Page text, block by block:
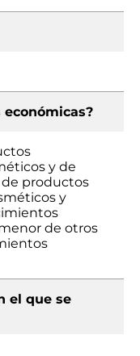
económicas?
y de
productos
y
de otros
el que se